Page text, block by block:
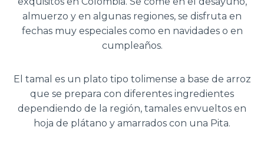
almuerzo y en algunas regiones, se disfruta en
fechas muy especiales como en navidades o en
cumpleaños.
El tamal es un plato tipo tolimense a base de arroz
que se prepara con diferentes ingredientes
dependiendo de la región, tamales envueltos en
hoja de plátano y amarrados con una Pita.